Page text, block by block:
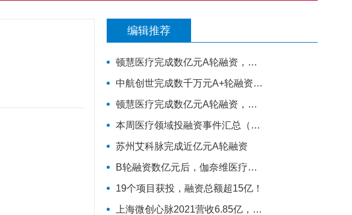
编辑推荐
顿慧医疗完成数亿元A轮融资，全球领先的原研生物标志物研发、转化和商业化的IVD公司
中航创世完成数千万元A+轮融资，扩大智慧康复B端和C端谱系化新品研发
顿慧医疗完成数亿元A轮融资，全球领先的原研生物标志物研发、转化和商业化的IVD公司
本周医疗领域投融资事件汇总（5.23-5.29）
苏州艾科脉完成近亿元A轮融资
B轮融资数亿元后，伽奈维医疗要做什么样的「肿瘤微创机器人」？
19个项目获投，融资总额超15亿！
上海微创心脉2021营收6.85亿，大涨45.6%，股票涨停！